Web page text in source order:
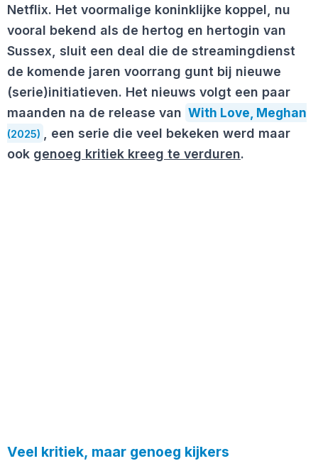
Netflix. Het voormalige koninklijke koppel, nu
vooral bekend als de hertog en hertogin van
Sussex, sluit een deal die de streamingdienst
de komende jaren voorrang gunt bij nieuwe
(serie)initiatieven. Het nieuws volgt een paar
maanden na de release van With Love, Meghan
(2025) , een serie die veel bekeken werd maar
ook genoeg kritiek kreeg te verduren.
Veel kritiek, maar genoeg kijkers